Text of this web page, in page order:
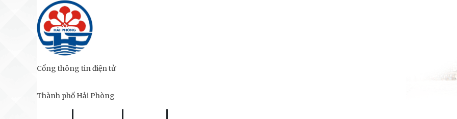
Cổng thông tin điện tử
Thành phố Hải Phòng